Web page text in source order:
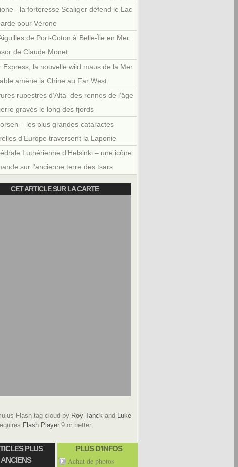
- la forteresse Scaliger défend le Lac
pour Vérone
de Port-Coton à Belle-Île en Mer :
de Claude Monet
Express, la nouvelle wild maus de la Mer
amène la Chine au Far West
rupestres d’Alta–des rennes de l’âge
gravés le long des fjords
– les plus grandes cataractes
d’Europe traversent la Laponie
Luthérienne d’Helsinki – une icône
sur l’ancienne terre des tsars
CET ARTICLE SUR LA CARTE
Flash tag cloud by Roy Tanck and Luke
Flash Player 9 or better.
PLUS
ANCIENS
PLUS D’INFOS
Achat de photos